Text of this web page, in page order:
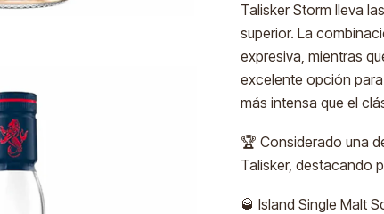
Talisker Storm lleva
superior. La
expresiva, mientras
excelente opción
más intensa que el
🏆 Considerado una
Talisker, destacando
🥃 Island Single Malt